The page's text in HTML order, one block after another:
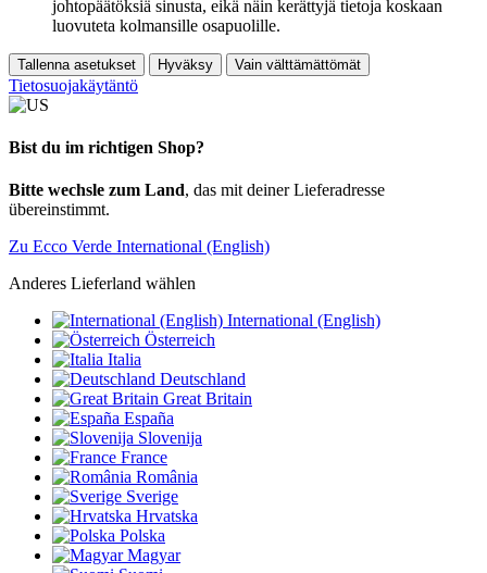
johtopäätöksiä sinusta, eikä näin kerättyjä tietoja koskaan
luovuteta kolmansille osapuolille.
Tallenna asetukset Hyväksy Vain välttämättömät
Tietosuojakäytäntö
Bist du im richtigen Shop?
Bitte wechsle zum Land, das mit deiner Lieferadresse
übereinstimmt.
Zu Ecco Verde International (English)
Anderes Lieferland wählen
International (English)
Österreich
Italia
Deutschland
Great Britain
España
Slovenija
France
România
Sverige
Hrvatska
Polska
Magyar